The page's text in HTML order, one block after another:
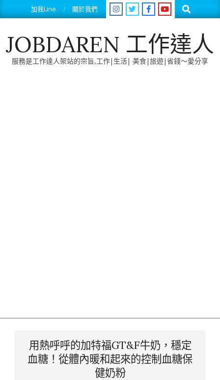
to
加我Line 關於我們 Search
JOBDAREN 工作達人
服務是工作達人架站的宗旨,工作|生活| 美食|旅遊|省錢～愛分享
用熱呼呼的加特福GT&F牛奶，穩定
血糖！從體內暖和起來的控制血糖保
健奶粉